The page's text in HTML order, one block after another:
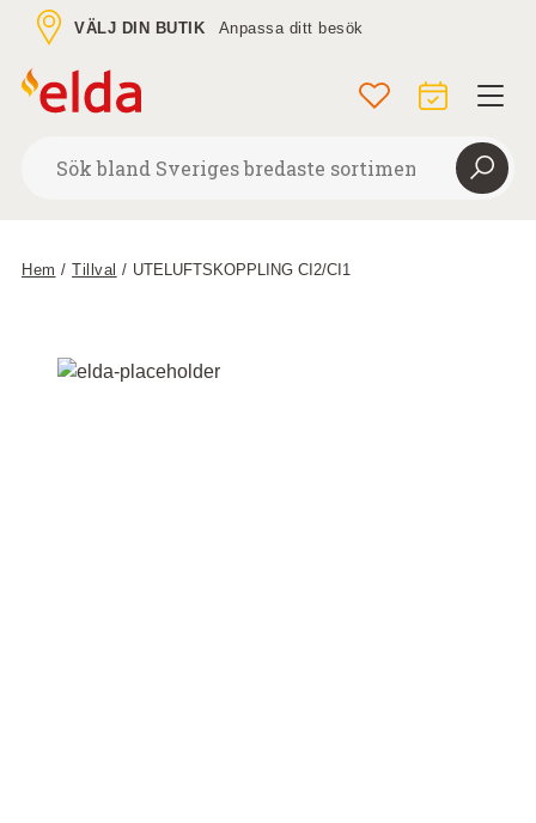
VÄLJ DIN BUTIK Anpassa ditt besök
Hem / Tillval / UTELUFTSKOPPLING CI2/CI1